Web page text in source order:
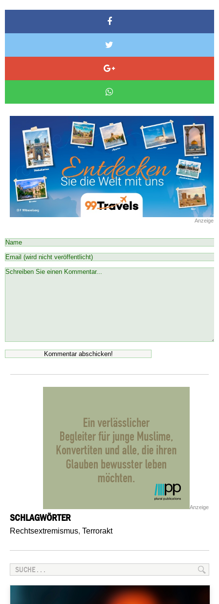
Anzeige
Anzeige
SCHLAGWÖRTER
Rechtsextremismus, Terrorakt